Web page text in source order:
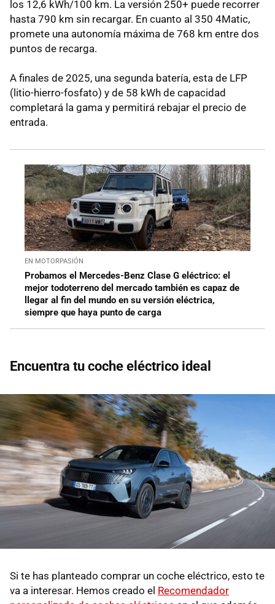
los 12,6 kWh/100 km. La versión 250+ puede recorrer
hasta 790 km sin recargar. En cuanto al 350 4Matic,
promete una autonomía máxima de 768 km entre dos
puntos de recarga.
A finales de 2025, una segunda batería, esta de LFP
(litio-hierro-fosfato) y de 58 kWh de capacidad
completará la gama y permitirá rebajar el precio de
entrada.
EN MOTORPASIÓN
Probamos el Mercedes-Benz Clase G eléctrico: el
mejor todoterreno del mercado también es capaz de
llegar al fin del mundo en su versión eléctrica,
siempre que haya punto de carga
Encuentra tu coche eléctrico ideal
Si te has planteado comprar un coche eléctrico, esto te
va a interesar. Hemos creado el Recomendador